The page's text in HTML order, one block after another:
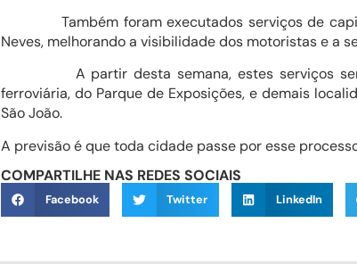
Também foram executados serviços de
Neves, melhorando a visibilidade dos motoristas e a
A partir desta semana, estes serviços serão
ferroviária, do Parque de Exposições, e demais
São João.
A previsão é que toda cidade passe por esse
COMPARTILHE NAS REDES SOCIAIS
Facebook Twitter LinkedIn